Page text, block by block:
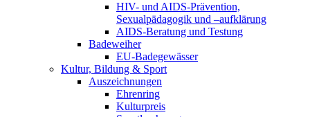
HIV- und AIDS-Prävention,
Sexualpädagogik und –aufklärung
AIDS-Beratung und Testung
Badeweiher
EU-Badegewässer
Kultur, Bildung & Sport
Auszeichnungen
Ehrenring
Kulturpreis